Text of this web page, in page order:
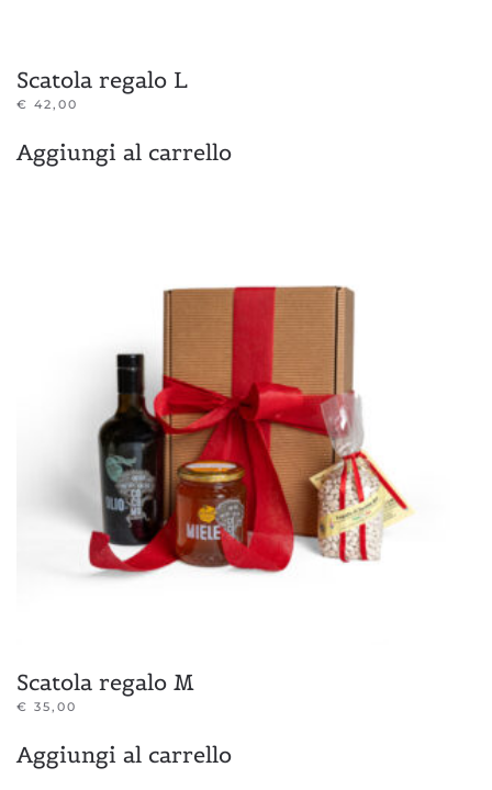
Scatola regalo L
€ 42,00
Aggiungi al carrello
Scatola regalo M
€ 35,00
Aggiungi al carrello